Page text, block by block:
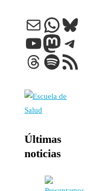
Correo
YouTube
Threads
Spotify
Feed RSS
Últimas
noticias